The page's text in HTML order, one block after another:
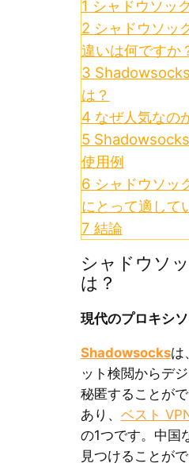
1 シャドウソッ
2 シャドウソッ
違いは何ですか
3
は？
4 なぜ人気なの
5
使用例
6 シャドウソッ
にとって適して
7 結論
シャドウソ
は？
現代のプロキシ
Shadowsocksは
ット検閲からデ
秘匿することが
あり、 ベスト
の1つです。中国
見つけることが